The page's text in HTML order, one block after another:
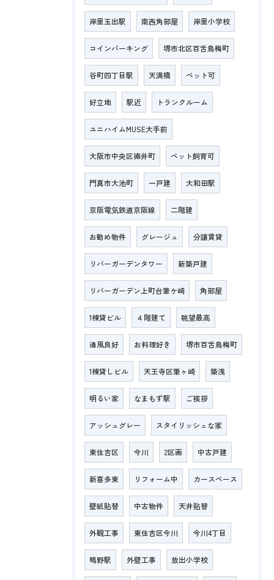
岸里玉出駅 南西角部屋 岸里小学校
コインパーキング 堺市北区百舌鳥梅町
谷町四丁目駅 天満橋 ペット可
好立地 駅近 トランクルーム
ユニハイムMUSE大手前
大阪市中央区徳井町 ペット飼育可
門真市大池町 一戸建 大和田駅
京阪電気鉄道京阪線 二階建
お勧め物件 グレージュ 分譲賃貸
リバーガーデンタワー 新築戸建
リバーガーデン上町台筆ケ崎 角部屋
1棟貸ビル ４階建て 眺望最高
通風良好 お料理好き 堺市百舌鳥梅町
1棟貸しビル 天王寺区筆ヶ崎 築浅
明るい家 なまもず駅 ご挨拶
アッシュグレー スタイリッシュな家
東住吉区 今川 2区画 中古戸建
新喜多東 リフォーム中 カースペース
壁紙貼替 中古物件 天井貼替
外観工事 東住吉区今川 今川4丁目
鴫野駅 外壁工事 放出小学校